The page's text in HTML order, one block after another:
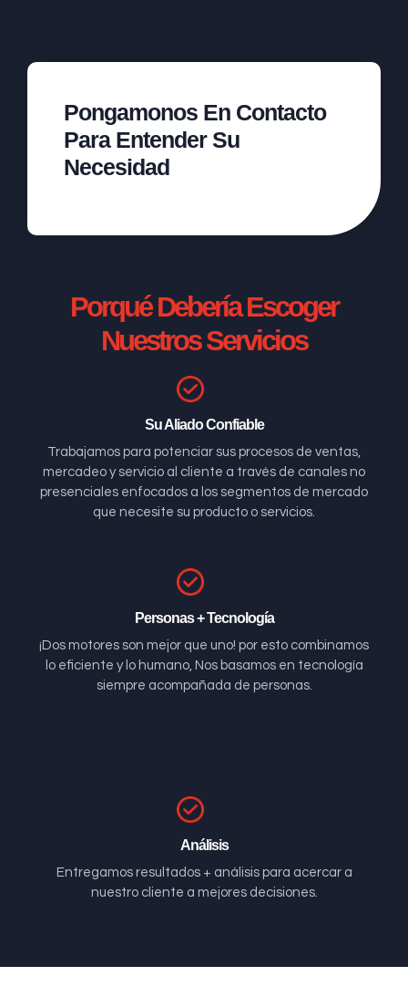
Pongamonos En Contacto
Para Entender Su
Necesidad
Porqué Debería Escoger
Nuestros Servicios
Su Aliado Confiable
Trabajamos para potenciar sus procesos de ventas,
mercadeo y servicio al cliente a través de canales no
presenciales enfocados a los segmentos de mercado
que necesite su producto o servicios.
Personas + Tecnología
¡Dos motores son mejor que uno! por esto combinamos
lo eficiente y lo humano, Nos basamos en tecnología
siempre acompañada de personas.
Análisis
Entregamos resultados + análisis para acercar a
nuestro cliente a mejores decisiones.